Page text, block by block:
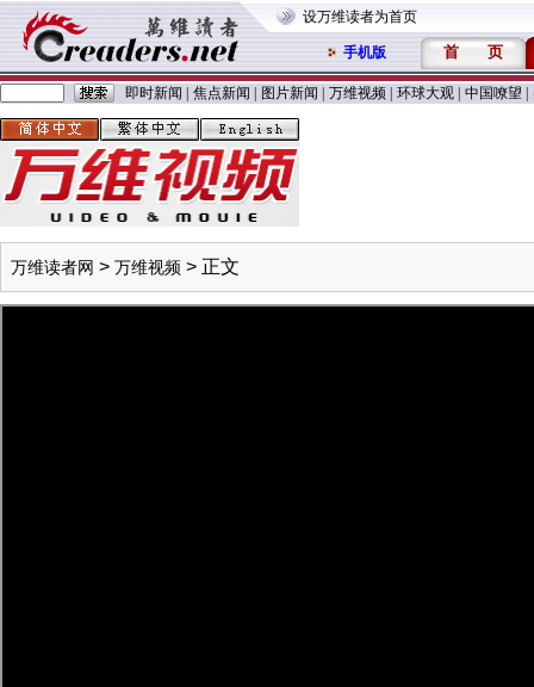
设万维读者为首页
手机版 首 页
即时新闻 焦点新闻 图片新闻 万维视频 环球大观 中国嘹望
万维读者网 > 万维视频 > 正文